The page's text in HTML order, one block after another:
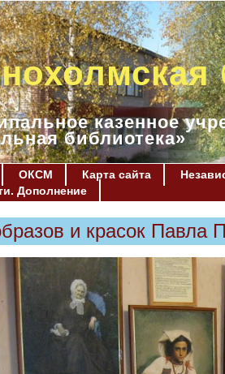
казенное
библиотека»
ОКСМ Карта сайта
Дополнение
и красок Павла